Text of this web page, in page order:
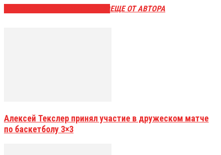
ЕЩЕ ОТ АВТОРА
Алексей Текслер принял участие в дружеском матче
по баскетболу 3×3